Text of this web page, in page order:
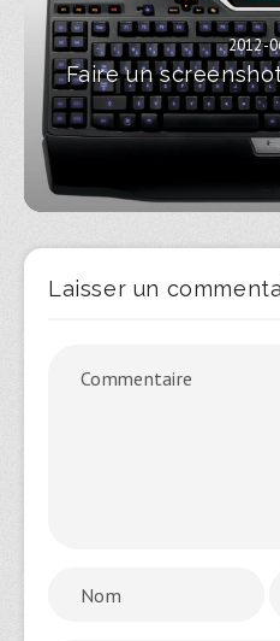
2012-
Faire un
Laisser un